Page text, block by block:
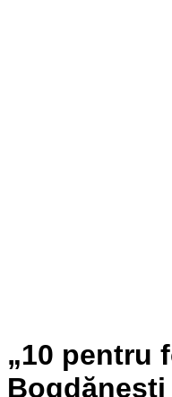
„10 pentru
Bogdănești